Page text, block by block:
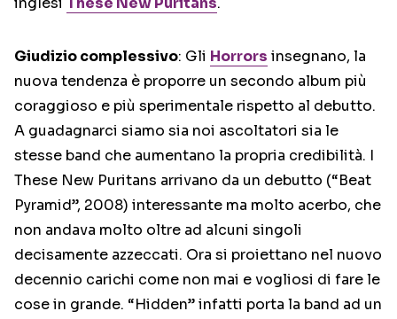
Giudizio complessivo: Gli Horrors insegnano, la
nuova tendenza è proporre un secondo album più
coraggioso e più sperimentale rispetto al debutto.
A guadagnarci siamo sia noi ascoltatori sia le
stesse band che aumentano la propria credibilità. I
These New Puritans arrivano da un debutto (“Beat
Pyramid”, 2008) interessante ma molto acerbo, che
non andava molto oltre ad alcuni singoli
decisamente azzeccati. Ora si proiettano nel nuovo
decennio carichi come non mai e vogliosi di fare le
cose in grande. “Hidden” infatti porta la band ad un